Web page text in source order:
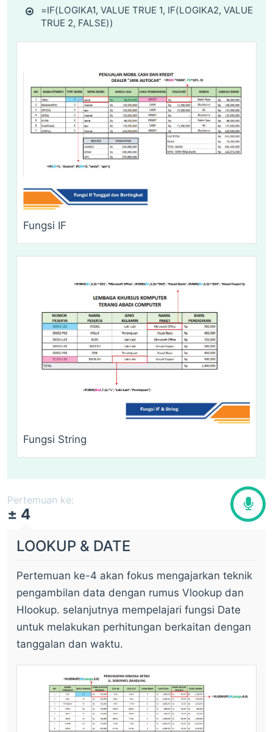
=IF(LOGIKA1, VALUE TRUE 1, IF(LOGIKA2, VALUE
TRUE 2, FALSE))
Fungsi IF
Fungsi String
Pertemuan ke:
± 4
LOOKUP & DATE
Pertemuan ke-4 akan fokus mengajarkan teknik
pengambilan data dengan rumus Vlookup dan
Hlookup. selanjutnya mempelajari fungsi Date
untuk melakukan perhitungan berkaitan dengan
tanggalan dan waktu.